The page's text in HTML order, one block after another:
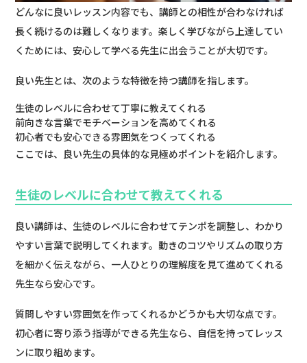
どんなに良いレッスン内容でも、講師との相性が合わなければ
長く続けるのは難しくなります。楽しく学びながら上達してい
くためには、安心して学べる先生に出会うことが大切です。
良い先生とは、次のような特徴を持つ講師を指します。
生徒のレベルに合わせて丁寧に教えてくれる
前向きな言葉でモチベーションを高めてくれる
初心者でも安心できる雰囲気をつくってくれる
ここでは、良い先生の具体的な見極めポイントを紹介します。
生徒のレベルに合わせて教えてくれる
良い講師は、生徒のレベルに合わせてテンポを調整し、わかり
やすい言葉で説明してくれます。動きのコツやリズムの取り方
を細かく伝えながら、一人ひとりの理解度を見て進めてくれる
先生なら安心です。
質問しやすい雰囲気を作ってくれるかどうかも大切な点です。
初心者に寄り添う指導ができる先生なら、自信を持ってレッス
ンに取り組めます。